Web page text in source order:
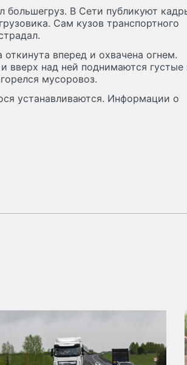
большегруз. В Сети публикуют
Сам кузов транспортного
вперед и охвачена огнем.
вверх над ней поднимаются густые
мусоровоз.
устанавливаются. Информации о